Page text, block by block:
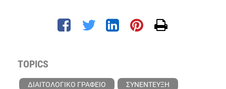
TOPICS
ΔΙΑΙΤΟΛΟΓΙΚΟ ΓΡΑΦΕΙΟ
ΣΥΝΕΝΤΕΥΞΗ